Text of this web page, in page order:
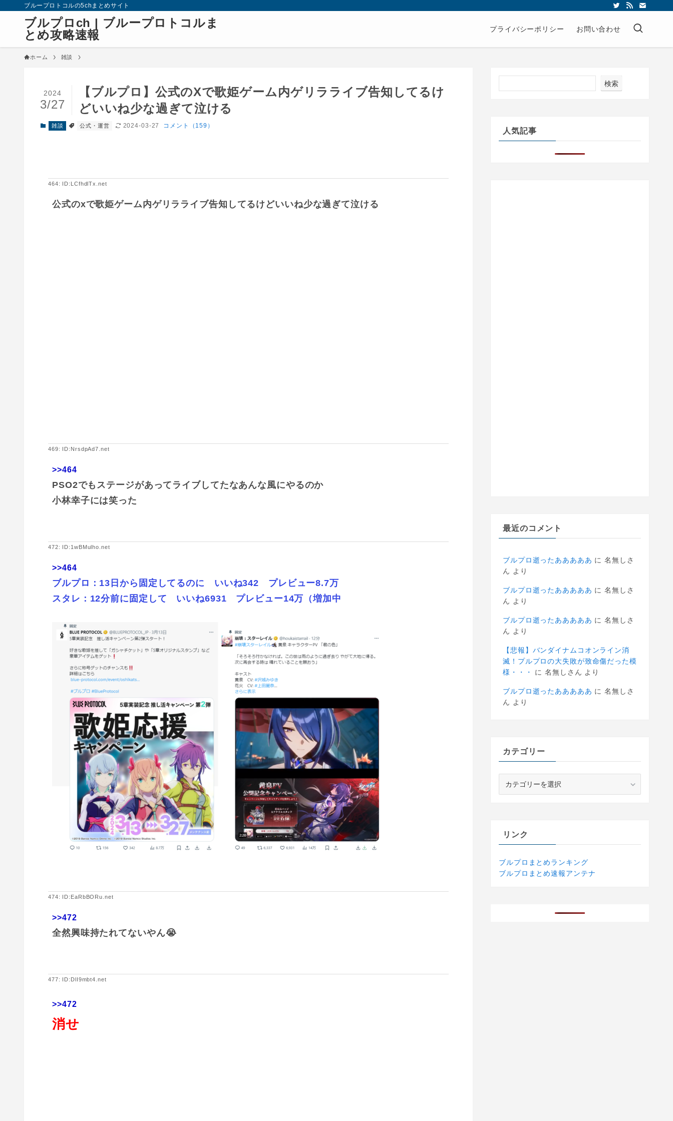
ブループロトコルの5chまとめサイト
ブルプロch | ブループロトコルま
とめ攻略速報
プライバシーポリシー お問い合わせ
ホーム 雑談
【ブルプロ】公式のXで歌姫ゲーム内ゲリラライブ告知してるけ
どいいね少な過ぎて泣ける
2024
3/27
雑談 公式・運営 2024-03-27 コメント（159）
464: ID:LCfhdlTx.net
公式のxで歌姫ゲーム内ゲリラライブ告知してるけどいいね少な過ぎて泣ける
469: ID:NrsdpAd7.net
>>464
PSO2でもステージがあってライブしてたなあんな風にやるのか
小林幸子には笑った
472: ID:1wBMulho.net
>>464
ブルプロ：13日から固定してるのに いいね342 プレビュー8.7万
スタレ：12分前に固定して いいね6931 プレビュー14万（増加中
474: ID:EaRbBORu.net
>>472
全然興味持たれてないやん😭
477: ID:DlI9mbt4.net
>>472
消せ
検索
人気記事
最近のコメント
ブルプロ逝ったあああああ に名無しさ
ん より
ブルプロ逝ったあああああ に名無しさ
ん より
ブルプロ逝ったあああああ に名無しさ
ん より
【悲報】バンダイナムコオンライン消
滅！プルプロの大失敗が致命傷だった模
様・・・
に名無しさん より
ブルプロ逝ったあああああ に名無しさ
ん より
カテゴリー
リンク
ブルプロまとめランキング
ブルプロまとめ速報アンテナ